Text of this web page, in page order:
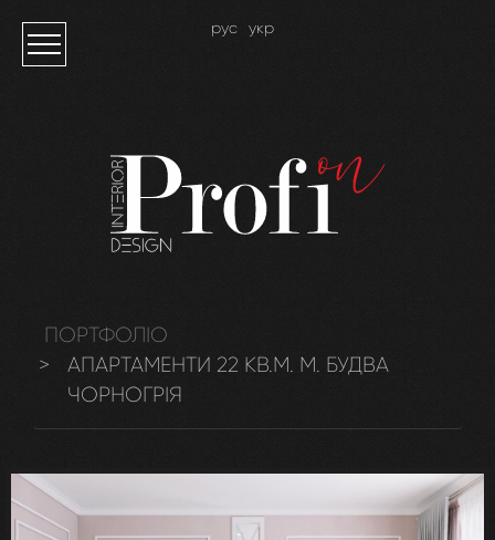
рус укр
ПОРТФОЛІО
АПАРТАМЕНТИ 22 КВ.М. М. БУДВА
ЧОРНОГРІЯ